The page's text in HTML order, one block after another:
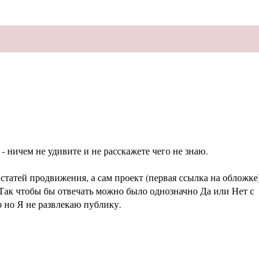
не удивите и не расскажете чего не знаю.
продвижения, а сам проект (первая ссылка на
чтобы бы отвечать можно было однозначно Да или Нет с
но Я не развлекаю публику.